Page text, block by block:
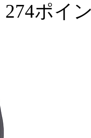
274ポイ